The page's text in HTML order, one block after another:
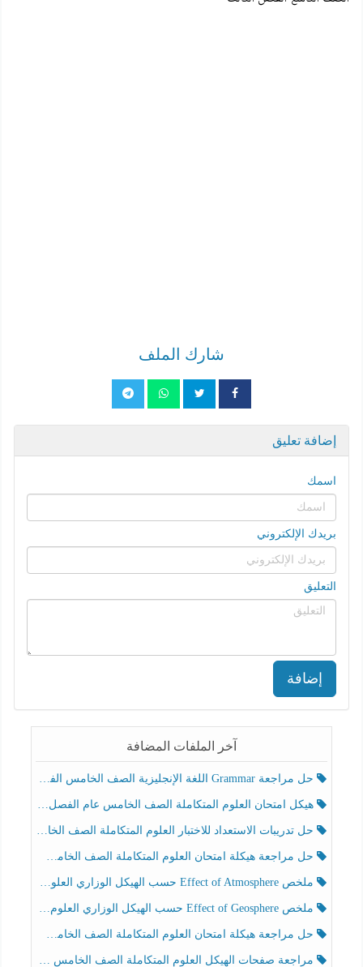
شارك الملف
إضافة تعليق
اسمك
بريدك الإلكتروني
التعليق
إضافة
آخر الملفات المضافة
حل مراجعة Grammar اللغة الإنجليزية الصف الخامس الفصل الثالث
هيكل امتحان العلوم المتكاملة الصف الخامس عام الفصل الدراسي الثالث 2025-2026
حل تدريبات الاستعداد للاختبار العلوم المتكاملة الصف الخامس عام الفصل الثالث
حل مراجعة هيكلة امتحان العلوم المتكاملة الصف الخامس انسبير الفصل الثالث
ملخص Effect of Atmosphere حسب الهيكل الوزاري العلوم المتكاملة الصف الخامس انسبير الفصل الثالث
ملخص Effect of Geosphere حسب الهيكل الوزاري العلوم المتكاملة الصف الخامس انسبير الفصل الثالث
حل مراجعة هيكلة امتحان العلوم المتكاملة الصف الخامس عام الفصل الثالث
مراجعة صفحات الهيكل العلوم المتكاملة الصف الخامس انسبير الفصل الثالث